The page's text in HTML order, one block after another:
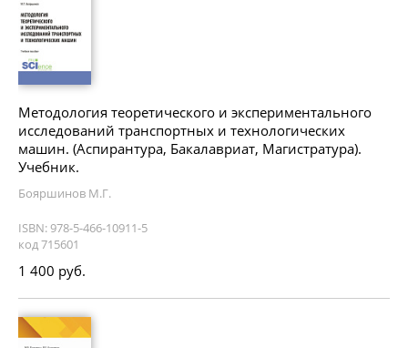
Методология теоретического и экспериментального
исследований транспортных и технологических
машин. (Аспирантура, Бакалавриат, Магистратура).
Учебник.
Бояршинов М.Г.
ISBN: 978-5-466-10911-5
код 715601
1 400 руб.